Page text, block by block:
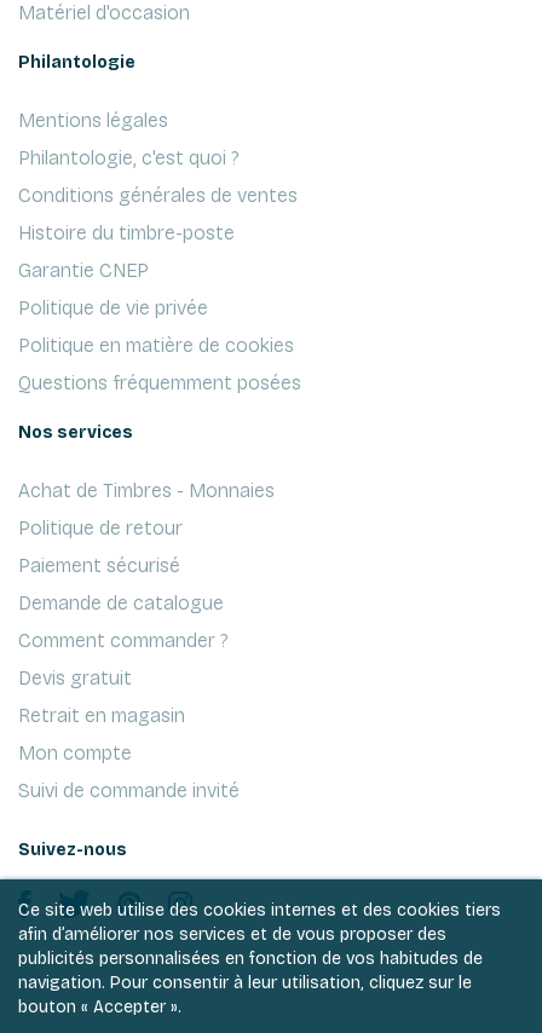
Matériel d'occasion
Philantologie
Mentions légales
Philantologie, c'est quoi ?
Conditions générales de ventes
Histoire du timbre-poste
Garantie CNEP
Politique de vie privée
Politique en matière de cookies
Questions fréquemment posées
Nos services
Achat de Timbres - Monnaies
Politique de retour
Paiement sécurisé
Demande de catalogue
Comment commander ?
Devis gratuit
Retrait en magasin
Mon compte
Suivi de commande invité
Suivez-nous
Ce site web utilise des cookies internes et des cookies tiers
afin d’améliorer nos services et de vous proposer des
publicités personnalisées en fonction de vos habitudes de
navigation. Pour consentir à leur utilisation, cliquez sur le
bouton « Accepter ».